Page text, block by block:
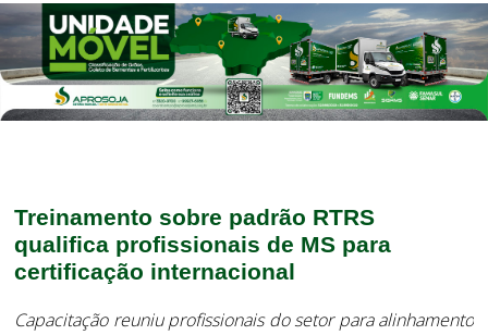
Treinamento sobre padrão RTRS
qualifica profissionais de MS para
certificação internacional
Capacitação reuniu profissionais do setor para alinhamento